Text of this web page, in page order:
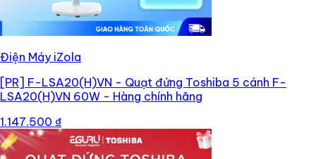
Điện Máy iZola
[PR] F-LSA20(H)VN - Quạt đứng Toshiba 5 cánh F-
LSA20(H)VN 60W - Hàng chính hãng
1.147.500 ₫